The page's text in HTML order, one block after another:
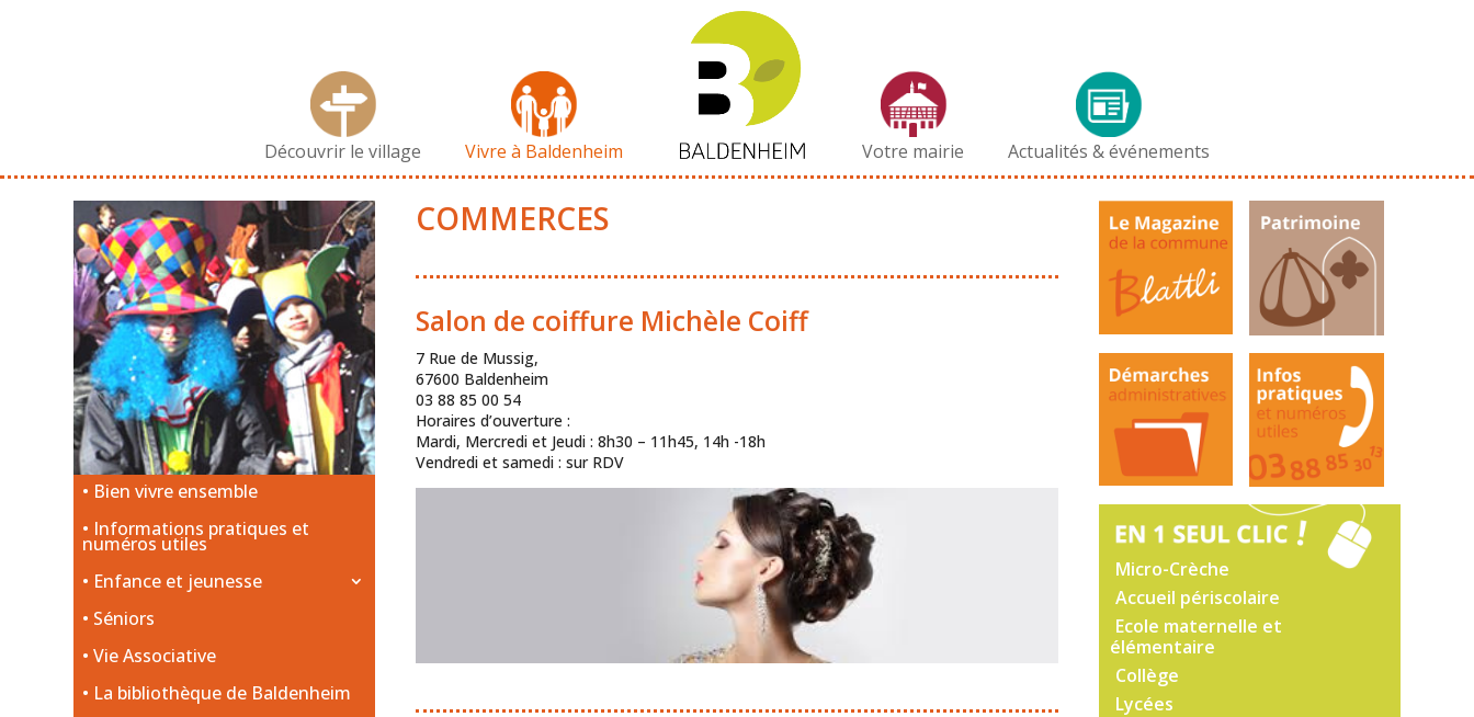
Découvrir le village Vivre à Baldenheim Votre mairie Actualités & événements
Bien vivre ensemble
Informations pratiques et
numéros utiles
Enfance et jeunesse
Séniors
Vie Associative
La bibliothèque de Baldenheim
COMMERCES
Salon de coiffure Michèle Coiff
7 Rue de Mussig,
67600 Baldenheim
03 88 85 00 54
Horaires d’ouverture :
Mardi, Mercredi et Jeudi : 8h30 – 11h45, 14h -18h
Vendredi et samedi : sur RDV
Micro-Crèche
Accueil périscolaire
Ecole maternelle et
élémentaire
Collège
Lycées